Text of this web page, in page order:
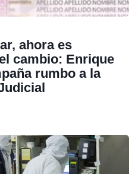
ahora es
cambio: Enrique
rumbo a la